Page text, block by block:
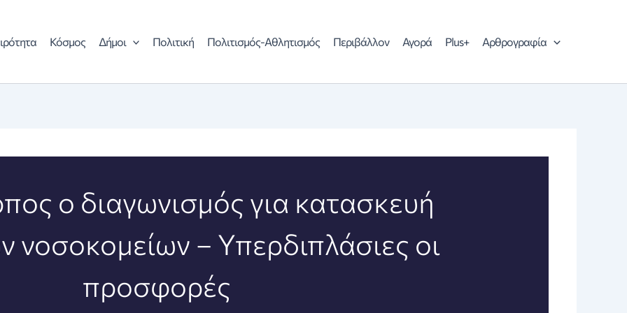
Κόσμος Δήμοι Πολιτική Πολιτισμός-Αθλητισμός Περιβάλλον Αγορά Plus+ Αρθρογραφία
ο διαγωνισμός για κατασκευή
νοσοκομείων – Υπερδιπλάσιες οι
προσφορές